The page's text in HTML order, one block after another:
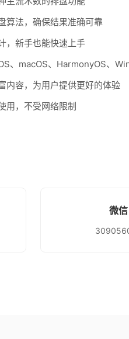
算法，确保结果准确可靠
，新手也能快速上手
、macOS、HarmonyOS、
内容，为用户提供更好的体验
用，不受网络限制
微信